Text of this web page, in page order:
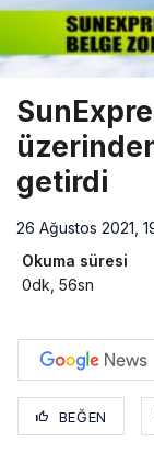
getirdi
26 Ağustos 2021,
Okuma süresi
0dk, 56sn
BEĞEN